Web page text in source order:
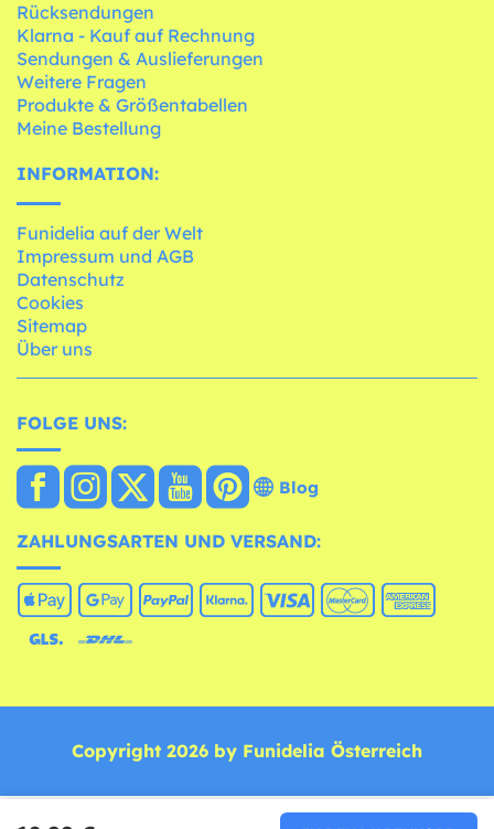
Rücksendungen
Klarna - Kauf auf Rechnung
Sendungen & Auslieferungen
Weitere Fragen
Produkte & Größentabellen
Meine Bestellung
INFORMATION:
Funidelia auf der Welt
Impressum und AGB
Datenschutz
Cookies
Sitemap
Über uns
FOLGE UNS:
Blog
ZAHLUNGSARTEN UND VERSAND:
Copyright 2026 by Funidelia Österreich